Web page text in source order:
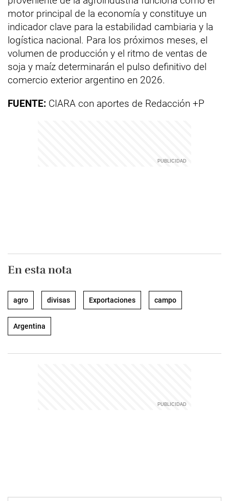
motor principal de la economía y constituye un
indicador clave para la estabilidad cambiaria y la
logística nacional. Para los próximos meses, el
volumen de producción y el ritmo de ventas de
soja y maíz determinarán el pulso definitivo del
comercio exterior argentino en 2026.
FUENTE: CIARA con aportes de Redacción +P
En esta nota
agro divisas Exportaciones campo
Argentina